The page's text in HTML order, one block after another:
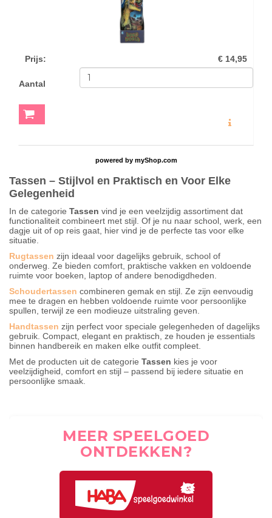
Prijs: € 14,95
Aantal
powered by myShop.com
Tassen – Stijlvol en Praktisch en Voor Elke
Gelegenheid
In de categorie Tassen vind je een veelzijdig assortiment dat
functionaliteit combineert met stijl. Of je nu naar school, werk, een
dagje uit of op reis gaat, hier vind je de perfecte tas voor elke
situatie.
Rugtassen zijn ideaal voor dagelijks gebruik, school of
onderweg. Ze bieden comfort, praktische vakken en voldoende
ruimte voor boeken, laptop of andere benodigdheden.
Schoudertassen combineren gemak en stijl. Ze zijn eenvoudig
mee te dragen en hebben voldoende ruimte voor persoonlijke
spullen, terwijl ze een modieuze uitstraling geven.
Handtassen zijn perfect voor speciale gelegenheden of dagelijks
gebruik. Compact, elegant en praktisch, ze houden je essentials
binnen handbereik en maken elke outfit compleet.
Met de producten uit de categorie Tassen kies je voor
veelzijdigheid, comfort en stijl – passend bij iedere situatie en
persoonlijke smaak.
MEER SPEELGOED
ONTDEKKEN?